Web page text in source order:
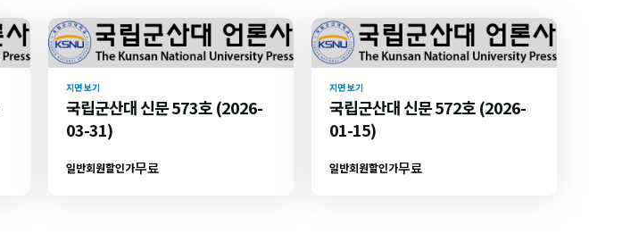
지면 보기
국립군산대 신문 573호 (2026-
03-31)
일반회원할인가무료
지면 보기
국립군산대 신문 572호 (2026-
01-15)
일반회원할인가무료